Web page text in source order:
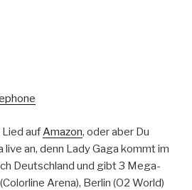
aufAmazon, oder aber Du
live an, denn Lady Gaga kommt im
Deutschland und gibt 3 Mega-
Arena), Berlin (O2 World)